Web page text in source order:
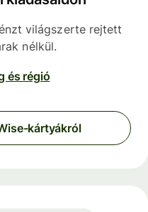
világszerte rejtett
nélkül.
és régió
kártyákról